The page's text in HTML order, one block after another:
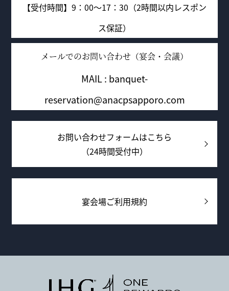
【受付時間】9：00～17：30（2時間以内レスポン
ス保証）
お問い合わせフォームはこちら
（24時間受付中）
メールでのお問い合わせ（宴会・会議）
MAIL : banquet-
reservation@anacpsapporo.com
宴会場ご利用規約